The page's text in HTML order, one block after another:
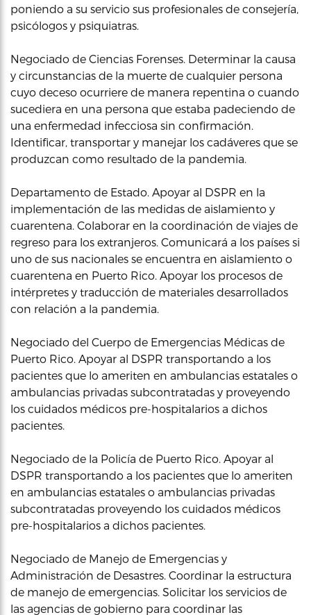
poniendo a su servicio sus profesionales de consejería,
psicólogos y psiquiatras.
Negociado de Ciencias Forenses. Determinar la causa
y circunstancias de la muerte de cualquier persona
cuyo deceso ocurriere de manera repentina o cuando
sucediera en una persona que estaba padeciendo de
una enfermedad infecciosa sin confirmación.
Identificar, transportar y manejar los cadáveres que se
produzcan como resultado de la pandemia.
Departamento de Estado. Apoyar al DSPR en la
implementación de las medidas de aislamiento y
cuarentena. Colaborar en la coordinación de viajes de
regreso para los extranjeros. Comunicará a los países si
uno de sus nacionales se encuentra en aislamiento o
cuarentena en Puerto Rico. Apoyar los procesos de
intérpretes y traducción de materiales desarrollados
con relación a la pandemia.
Negociado del Cuerpo de Emergencias Médicas de
Puerto Rico. Apoyar al DSPR transportando a los
pacientes que lo ameriten en ambulancias estatales o
ambulancias privadas subcontratadas y proveyendo
los cuidados médicos pre-hospitalarios a dichos
pacientes.
Negociado de la Policía de Puerto Rico. Apoyar al
DSPR transportando a los pacientes que lo ameriten
en ambulancias estatales o ambulancias privadas
subcontratadas proveyendo los cuidados médicos
pre-hospitalarios a dichos pacientes.
Negociado de Manejo de Emergencias y
Administración de Desastres. Coordinar la estructura
de manejo de emergencias. Solicitar los servicios de
las agencias de gobierno para coordinar las